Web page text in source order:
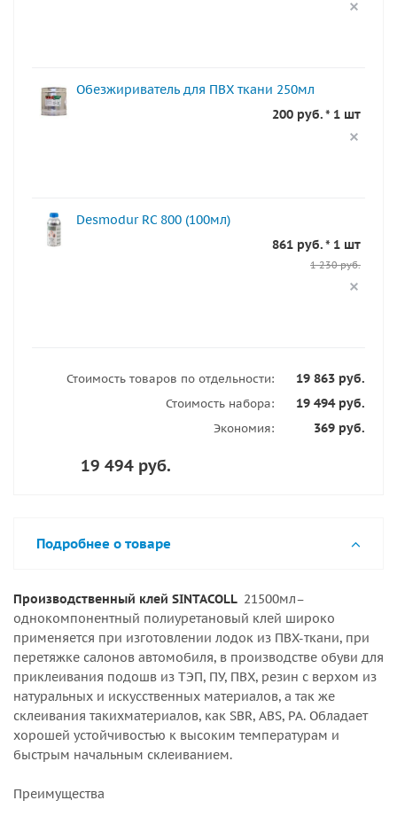
Обезжириватель для ПВХ ткани 250мл
200 руб. * 1 шт
Desmodur RC 800 (100мл)
861 руб. * 1 шт
1 230 руб.
Стоимость товаров по отдельности: 19 863 руб.
Стоимость набора: 19 494 руб.
Экономия: 369 руб.
19 494 руб.
Подробнее о товаре
Производственный клей SINTACOLL 21500мл–
однокомпонентный полиуретановый клей широко
применяется при изготовлении лодок из ПВХ-ткани, при
перетяжке салонов автомобиля, в производстве обуви для
приклеивания подошв из ТЭП, ПУ, ПВХ, резин с верхом из
натуральных и искусственных материалов, а так же
склеивания такихматериалов, как SBR, ABS, PA. Обладает
хорошей устойчивостью к высоким температурам и
быстрым начальным склеиванием.
Преимущества